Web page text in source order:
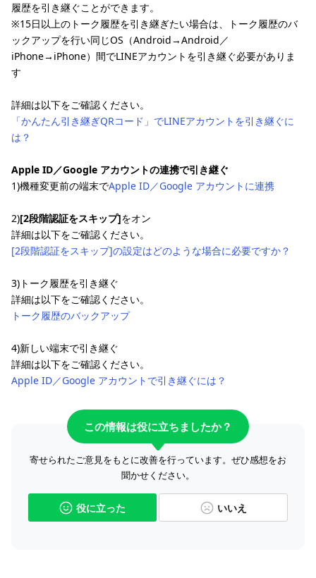
履歴を引き継ぐことができます。
※15日以上のトーク履歴を引き継ぎたい場合は、トーク履歴のバ
ックアップを行い同じOS（Android→Android／
iPhone→iPhone）間でLINEアカウントを引き継ぐ必要がありま
す
詳細は以下をご確認ください。
「かんたん引き継ぎQRコード」でLINEアカウントを引き継ぐに
は？
Apple ID／Google アカウントの連携で引き継ぐ
1)機種変更前の端末でApple ID／Google アカウントに連携
2)[2段階認証をスキップ]をオン
詳細は以下をご確認ください。
[2段階認証をスキップ]の設定はどのような場合に必要ですか？
3)トーク履歴を引き継ぐ
詳細は以下をご確認ください。
トーク履歴のバックアップ
4)新しい端末で引き継ぐ
詳細は以下をご確認ください。
Apple ID／Google アカウントで引き継ぐには？
この情報は役に立ちましたか？
寄せられたご意見をもとに改善を行っています。ぜひ感想をお
聞かせください。
役に立った いいえ